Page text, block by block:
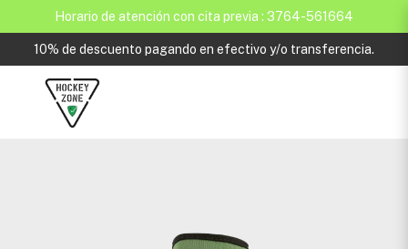
Horario de atención con cita previa : 3764-561664
10% de descuento pagando en efectivo y/o transferencia.